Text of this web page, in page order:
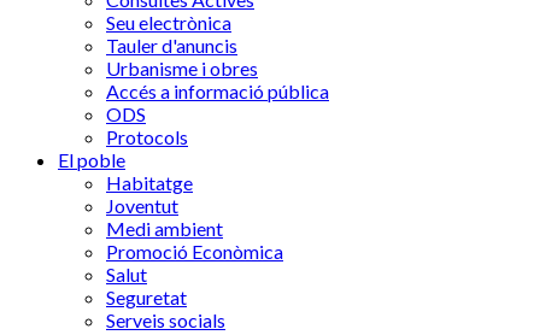
Seu electrònica
Tauler d'anuncis
Urbanisme i obres
Accés a informació pública
ODS
Protocols
El poble
Habitatge
Joventut
Medi ambient
Promoció Econòmica
Salut
Seguretat
Serveis socials